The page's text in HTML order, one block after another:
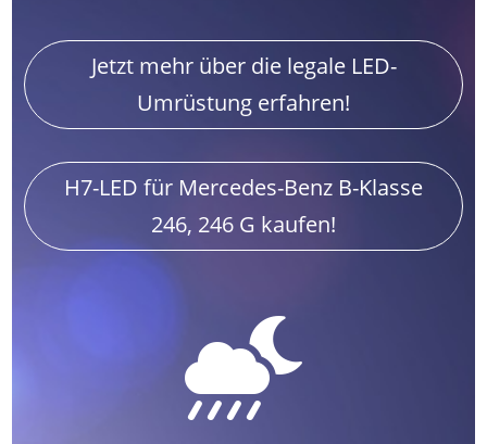
Jetzt mehr über die legale LED-
Umrüstung erfahren!
H7-LED für Mercedes-Benz B-Klasse
246, 246 G kaufen!
